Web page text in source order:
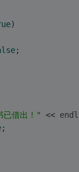
)
;
已借出！" << endl
;